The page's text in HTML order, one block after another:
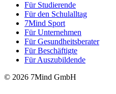
Für Stu­die­rende
Für den Schulalltag
7Mind Sport
Für Unter­neh­men
Für Gesund­heits­be­ra­ter
Für Beschäftigte
Für Auszubildende
© 2026 7Mind GmbH